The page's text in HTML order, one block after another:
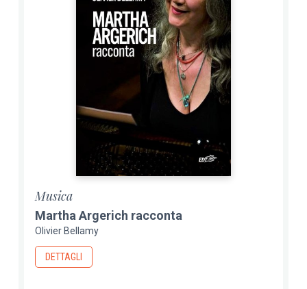
Musica
Martha Argerich racconta
Olivier Bellamy
DETTAGLI